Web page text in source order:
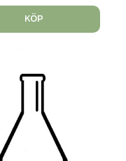
KÖP